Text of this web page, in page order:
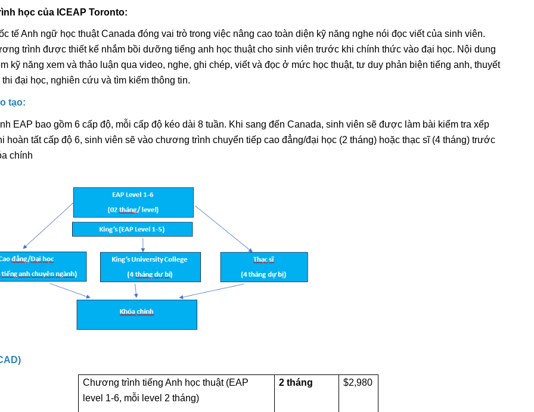
học của ICEAP Toronto:
tế Anh ngữ học thuật Canada đóng vai trò trong việc nâng cao toàn diện kỹ năng nghe nói đọc viết của sinh viên.
trình được thiết kế nhắm bồi dưỡng tiếng anh học thuật cho sinh viên trước khi chính thức vào đại học. Nội dung
kỹ năng xem và thảo luận qua video, nghe, ghi chép, viết và đọc ở mức học thuật, tư duy phản biện tiếng anh, thuyết
đại học, nghiên cứu và tìm kiếm thông tin.
tạo:
EAP bao gồm 6 cấp độ, mỗi cấp độ kéo dài 8 tuần. Khi sang đến Canada, sinh viên sẽ được làm bài kiểm tra xếp
hoàn tất cấp độ 6, sinh viên sẽ vào chương trình chuyển tiếp cao đẳng/đại học (2 tháng) hoặc thạc sĩ (4 tháng) trước
chính
Chương trình tiếng Anh học thuật (EAP
level 1-6, mỗi level 2 tháng)
2 tháng $2,980